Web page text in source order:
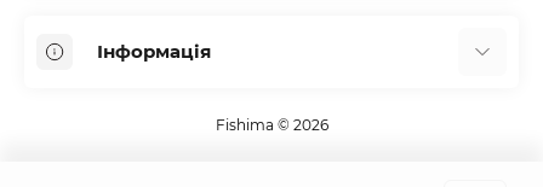
ВудилищаІнформація
Fishima © 2026